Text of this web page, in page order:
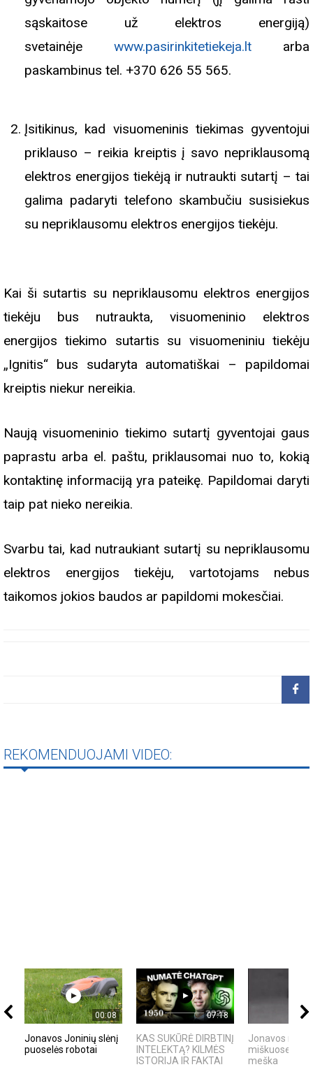
sąskaitose už elektros energiją)
svetainėje www.pasirinkitetiekeja.lt arba
paskambinus tel. +370 626 55 565.
Įsitikinus, kad visuomeninis tiekimas gyventojui
priklauso – reikia kreiptis į savo nepriklausomą
elektros energijos tiekėją ir nutraukti sutartį – tai
galima padaryti telefono skambučiu susisiekus
su nepriklausomu elektros energijos tiekėju.
Kai ši sutartis su nepriklausomu elektros energijos
tiekėju bus nutraukta, visuomeninio elektros
energijos tiekimo sutartis su visuomeniniu tiekėju
„Ignitis“ bus sudaryta automatiškai – papildomai
kreiptis niekur nereikia.
Naują visuomeninio tiekimo sutartį gyventojai gaus
paprastu arba el. paštu, priklausomai nuo to, kokią
kontaktinę informaciją yra pateikę. Papildomai daryti
taip pat nieko nereikia.
Svarbu tai, kad nutraukiant sutartį su nepriklausomu
elektros energijos tiekėju, vartotojams nebus
taikomos jokios baudos ar papildomi mokesčiai.
REKOMENDUOJAMI VIDEO:
00:08
Jonavos Joninių slėnį
puoselės robotai
07:18
KAS SUKŪRĖ DIRBTINĮ
INTELEKTĄ? KILMĖS
ISTORIJA IR FAKTAI
Jonavos
miškuose
meška